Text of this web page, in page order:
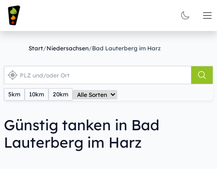
Start/Niedersachsen/Bad Lauterberg im Harz
5km 10km 20km
Günstig tanken in Bad
Lauterberg im Harz